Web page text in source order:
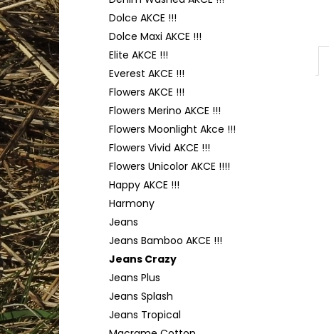
l
Dolce AKCE !!!
Dolce Maxi AKCE !!!
Elite AKCE !!!
Everest AKCE !!!
Flowers AKCE !!!
Flowers Merino AKCE !!!
Flowers Moonlight Akce !!!
Flowers Vivid AKCE !!!
Flowers Unicolor AKCE !!!!
Happy AKCE !!!
Harmony
Jeans
Jeans Bamboo AKCE !!!
Jeans Crazy
Jeans Plus
Jeans Splash
Jeans Tropical
TULIP 4010
50 Kč